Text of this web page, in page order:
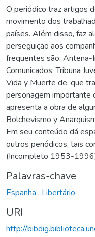
O periódico traz artigos
movimento dos
países. Além disso, faz
perseguição aos
frequentes são: Antena-
Comunicados; Tribuna
Vida y Muerte de, que
personagem importante
apresenta a obra de
Bolchevismo y
Em seu conteúdo dá
outros periódicos, tais
(Incompleto 1953-
Palavras-chave
Espanha , Libertário
URI
http://